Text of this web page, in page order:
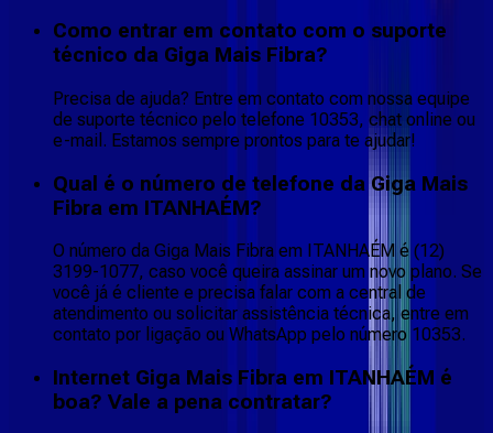
Como entrar em contato com o suporte
técnico da Giga Mais Fibra?
Precisa de ajuda? Entre em contato com nossa equipe
de suporte técnico pelo telefone 10353, chat online ou
e-mail. Estamos sempre prontos para te ajudar!
Qual é o número de telefone da Giga Mais
Fibra em ITANHAÉM?
O número da Giga Mais Fibra em ITANHAÉM é (12)
3199-1077, caso você queira assinar um novo plano. Se
você já é cliente e precisa falar com a central de
atendimento ou solicitar assistência técnica, entre em
contato por ligação ou WhatsApp pelo número 10353.
Internet Giga Mais Fibra em ITANHAÉM é
boa? Vale a pena contratar?